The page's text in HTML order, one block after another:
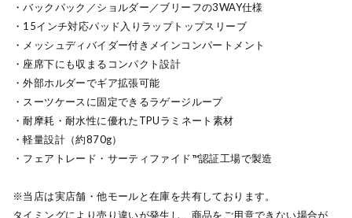
・バックパック／ショルダー／ブリーフの3WAY仕様
・15インチ対応パッド入りラップトップスリーブ
・メッシュディバイダー付きメインコンパートメント
・座席下にも収まるコンパクト設計
・外部ホルダーでギア拡張可能
・スーツケースに固定できるラゲージループ
・耐摩耗・耐水性に優れたTPUラミネート素材
・軽量設計（約870g）
・フェアトレード・サーティファイド™認証工場で製造
※当店は実店舗・他モールと在庫を共有しております。
タイミングにより売り違いが発生し、商品をご用意できない場合が